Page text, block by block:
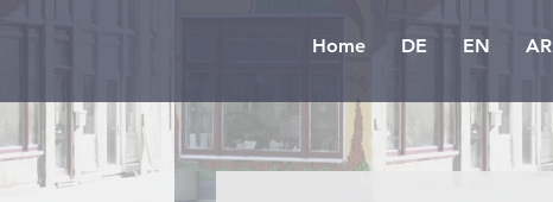
Home DE EN AR